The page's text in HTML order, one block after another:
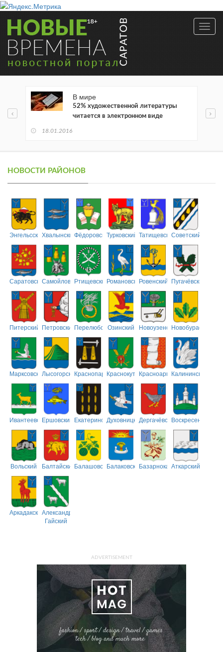
В мире
52% художественной литературы
читается в электронном виде
18.01.2016
НОВОСТИ РАЙОНОВ
ЭнгельсскийХвалынскийФёдоровскийТурковский ТатищевскийСоветский
СаратовскийСамойловскийРтищевскийРомановскийРовенский Пугачёвский
Питерский ПетровскийПерелюбскийОзинский НовоузенскийНовобурасский
МарксовскийЛысогорскийКраснопартизанский
КраснокутскийКрасноармейский
Калининский
ИвантеевскийЕршовский ЕкатериновскийДуховницкийДергачёвскийВоскресенский
Вольский БалтайскийБалашовскийБалаковскийБазарнокарабулакский
Аткарский
АркадакскийАлександрово-
Гайский
ADVERTISEMENT